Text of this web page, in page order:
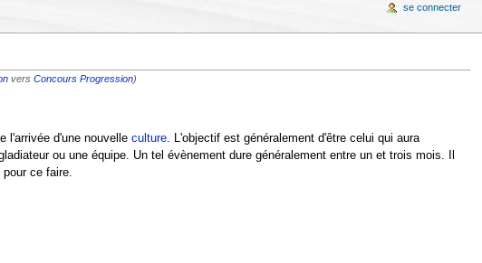
versConcours Progression)
l'arrivée d'une nouvelle culture. L'objectif est généralement d'être celui qui aura
ou une équipe. Un tel évènement dure généralement entre un et trois mois. Il
ce faire.
se connecter